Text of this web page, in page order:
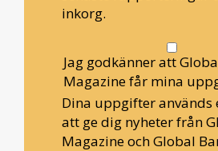
inkorg.
Jag godkänner att
Magazine får mina
Dina uppgifter används
att ge dig nyheter från
Magazine och Global